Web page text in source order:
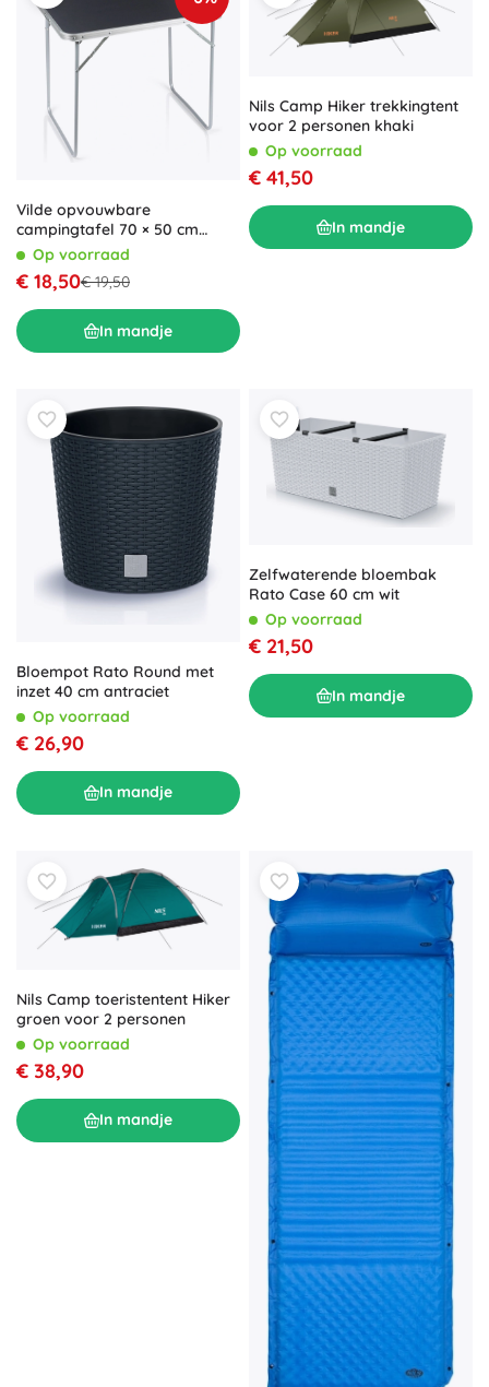
Vilde opvouwbare
campingtafel 70 × 50 cm
grafiet
Op voorraad
€ 18,50€ 19,50
In mandje
Nils Camp Hiker trekkingtent
voor 2 personen khaki
Op voorraad
€ 41,50
In mandje
Bloempot Rato Round met
inzet 40 cm antraciet
Op voorraad
€ 26,90
In mandje
Zelfwaterende bloembak
Rato Case 60 cm wit
Op voorraad
€ 21,50
In mandje
Nils Camp toeristentent Hiker
groen voor 2 personen
Op voorraad
€ 38,90
In mandje